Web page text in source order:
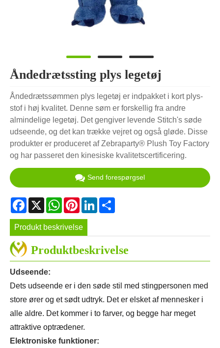
Åndedrætssting plys legetøj
Åndedrætssømmen plys legetøj er indpakket i kort plys-
stof i høj kvalitet. Denne søm er forskellig fra andre
almindelige legetøj. Det gengiver levende Stitch's søde
udseende, og det kan trække vejret og også gløde. Disse
produkter er produceret af Zebraparty® Plush Toy Factory
og har passeret den kinesiske kvalitetscertificering.
Send forespørgsel
Facebook
X WhatsApp
PinterestLinkedIn
Produkt beskrivelse
Produktbeskrivelse
Udseende:
Dets udseende er i den søde stil med stingpersonen med
store ører og et sødt udtryk. Det er elsket af mennesker i
alle aldre. Det kommer i to farver, og begge har meget
attraktive optrædener.
Elektroniske funktioner: